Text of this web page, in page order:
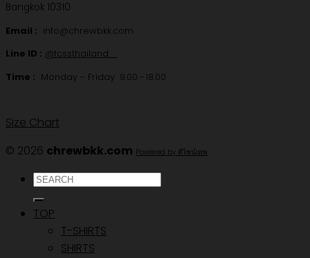
Bangkok 10310
Email : info@chrewbkk.com
Line ID : @tcssthailand
Time : Monday - Friday 9.00 - 18.00
Size Chart
© 2026 chrewbkk.com Powered by ดีไซน์เทพ
ค้นหา:
TOP
T-SHIRTS
SHIRTS